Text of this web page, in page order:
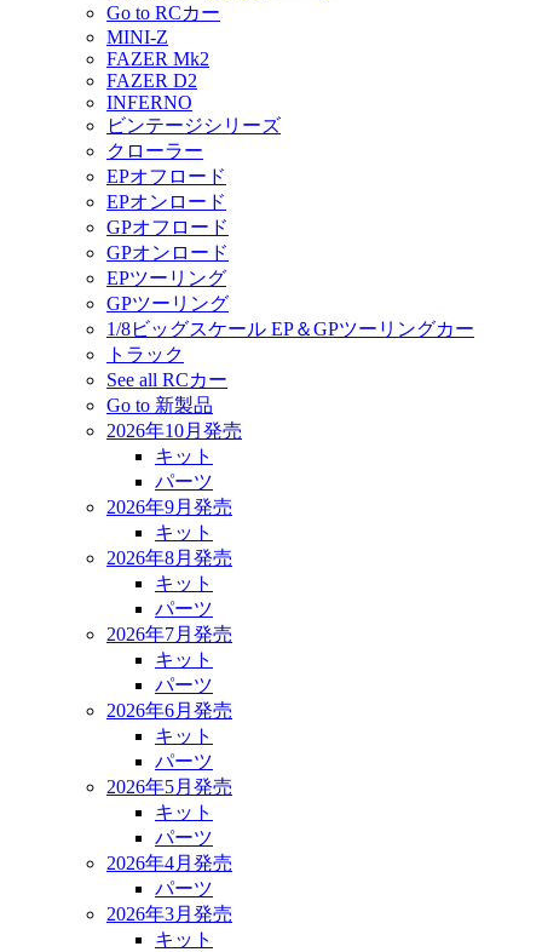
Go to RCカー
MINI-Z
FAZER Mk2
FAZER D2
INFERNO
ビンテージシリーズ
クローラー
EPオフロード
EPオンロード
GPオフロード
GPオンロード
EPツーリング
GPツーリング
1/8ビッグスケール EP＆GPツーリングカー
トラック
See all RCカー
Go to 新製品
2026年10月発売
キット
パーツ
2026年9月発売
キット
2026年8月発売
キット
パーツ
2026年7月発売
キット
パーツ
2026年6月発売
キット
パーツ
2026年5月発売
キット
パーツ
2026年4月発売
パーツ
2026年3月発売
キット